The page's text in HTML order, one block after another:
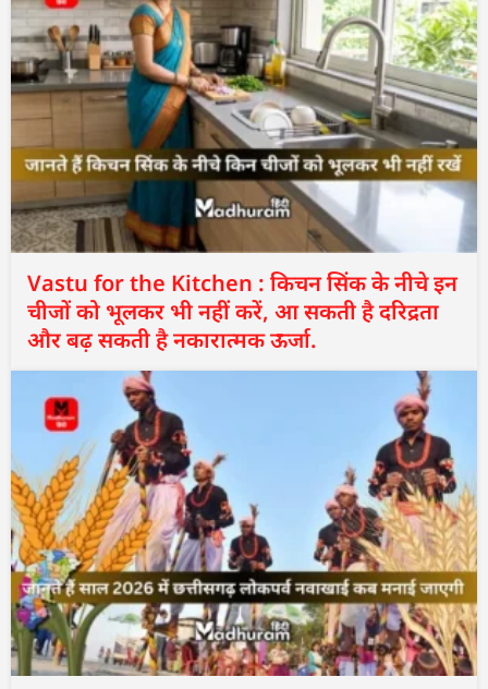
Vastu for the Kitchen : किचन सिंक के नीचे इन
चीजों को भूलकर भी नहीं करें, आ सकती है दरिद्रता
और बढ़ सकती है नकारात्मक ऊर्जा.